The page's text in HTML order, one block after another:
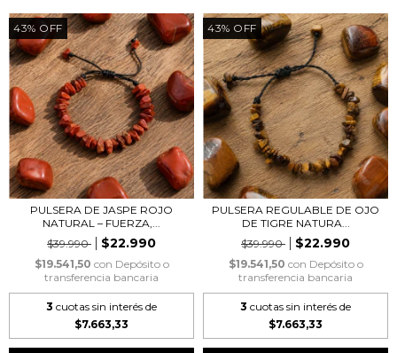
43% OFF
PULSERA DE JASPE ROJO
NATURAL – FUERZA,...
$39.990
$22.990
$19.541,50 con Depósito o
transferencia bancaria
3 cuotas sin interés de
$7.663,33
43% OFF
PULSERA REGULABLE DE OJO
DE TIGRE NATURA...
$39.990
$22.990
$19.541,50 con Depósito o
transferencia bancaria
3 cuotas sin interés de
$7.663,33